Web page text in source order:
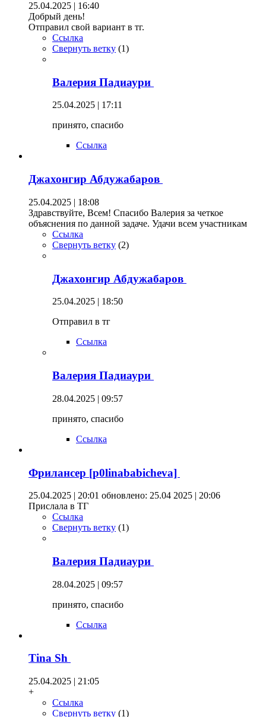
25.04.2025 | 16:40
Добрый день!
Отправил свой вариант в тг.
Ссылка
Свернуть ветку (1)
Валерия Падиаури
25.04.2025 | 17:11
принято, спасибо
Ссылка
Джахонгир Абдужабаров
25.04.2025 | 18:08
Здравствуйте, Всем! Спасибо Валерия за четкое
объяснения по данной задаче. Удачи всем участникам
Ссылка
Свернуть ветку (2)
Джахонгир Абдужабаров
25.04.2025 | 18:50
Отправил в тг
Ссылка
Валерия Падиаури
28.04.2025 | 09:57
принято, спасибо
Ссылка
Фрилансер [p0linababicheva]
25.04.2025 | 20:01 обновлено: 25.04 2025 | 20:06
Прислала в ТГ
Ссылка
Свернуть ветку (1)
Валерия Падиаури
28.04.2025 | 09:57
принято, спасибо
Ссылка
Tina Sh
25.04.2025 | 21:05
+
Ссылка
Свернуть ветку (1)